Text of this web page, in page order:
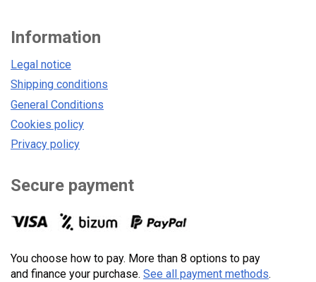
Information
Legal notice
Shipping conditions
General Conditions
Cookies policy
Privacy policy
Secure payment
You choose how to pay. More than 8 options to pay
and finance your purchase. See all payment methods.